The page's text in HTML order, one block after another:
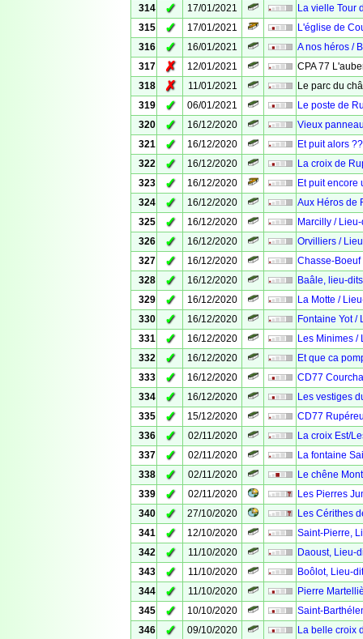
314
✓ 17/01/2021
La vielle Tour
315
✓ 17/01/2021
L'église de
316
✓ 16/01/2021
A nos héros /
317
✗ 12/01/2021
CPA 77
318
✗ 11/01/2021
Le parc du
319
✓ 06/01/2021
Le poste de
320
✓ 16/12/2020
Vieux
321
✓ 16/12/2020
Et puit alors
322
✓ 16/12/2020
La croix de
323
✓ 16/12/2020
Et puit encore
324
✓ 16/12/2020
Aux Héros de
325
✓ 16/12/2020
Marcilly /
326
✓ 16/12/2020
Orvilliers /
327
✓ 16/12/2020
Chasse-
328
✓ 16/12/2020
Baâle, lieu-
329
✓ 16/12/2020
La Motte /
330
✓ 16/12/2020
Fontaine Yot /
331
✓ 16/12/2020
Les Minimes /
332
✓ 16/12/2020
Et que ca
333
✓ 16/12/2020
CD77
334
✓ 16/12/2020
Les vestiges
335
✓ 15/12/2020
CD77
336
✓ 02/11/2020
La croix Est/
337
✓ 02/11/2020
La fontaine
338
✓ 02/11/2020
Le chêne
339
✓ 02/11/2020
Les Pierres
340
✓ 27/10/2020
Les Cérithes
341
✓ 12/10/2020
Saint-Pierre,
342
✓ 11/10/2020
Daoust, Lieu-
343
✓ 11/10/2020
Boôlot, Lieu-
344
✓ 11/10/2020
Pierre
345
✓ 10/10/2020
Saint-
346
✓ 09/10/2020
La belle croix